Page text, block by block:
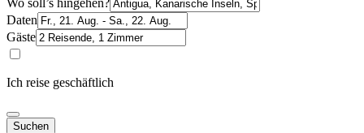
Daten
Gäste
Ich reise geschäftlich
Suchen